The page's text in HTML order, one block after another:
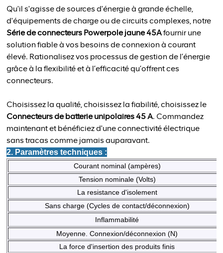
Qu'il s'agisse de sources d'énergie à grande échelle,
d'équipements de charge ou de circuits complexes, notre
Série de connecteurs Powerpole jaune 45Afournir une
solution fiable à vos besoins de connexion à courant
élevé. Rationalisez vos processus de gestion de l’énergie
grâce à la flexibilité et à l’efficacité qu’offrent ces
connecteurs.
Choisissez la qualité, choisissez la fiabilité, choisissez le
Connecteurs de batterie unipolaires 45 A. Commandez
maintenant et bénéficiez d'une connectivité électrique
sans tracas comme jamais auparavant.
2. Paramètres techniques :
Courant nominal (ampères)
Tension nominale (Volts)
La resistance d'isolement
Sans charge (Cycles de contact/déconnexion)
Inflammabilité
Moyenne. Connexion/déconnexion (N)
La force d'insertion des produits finis